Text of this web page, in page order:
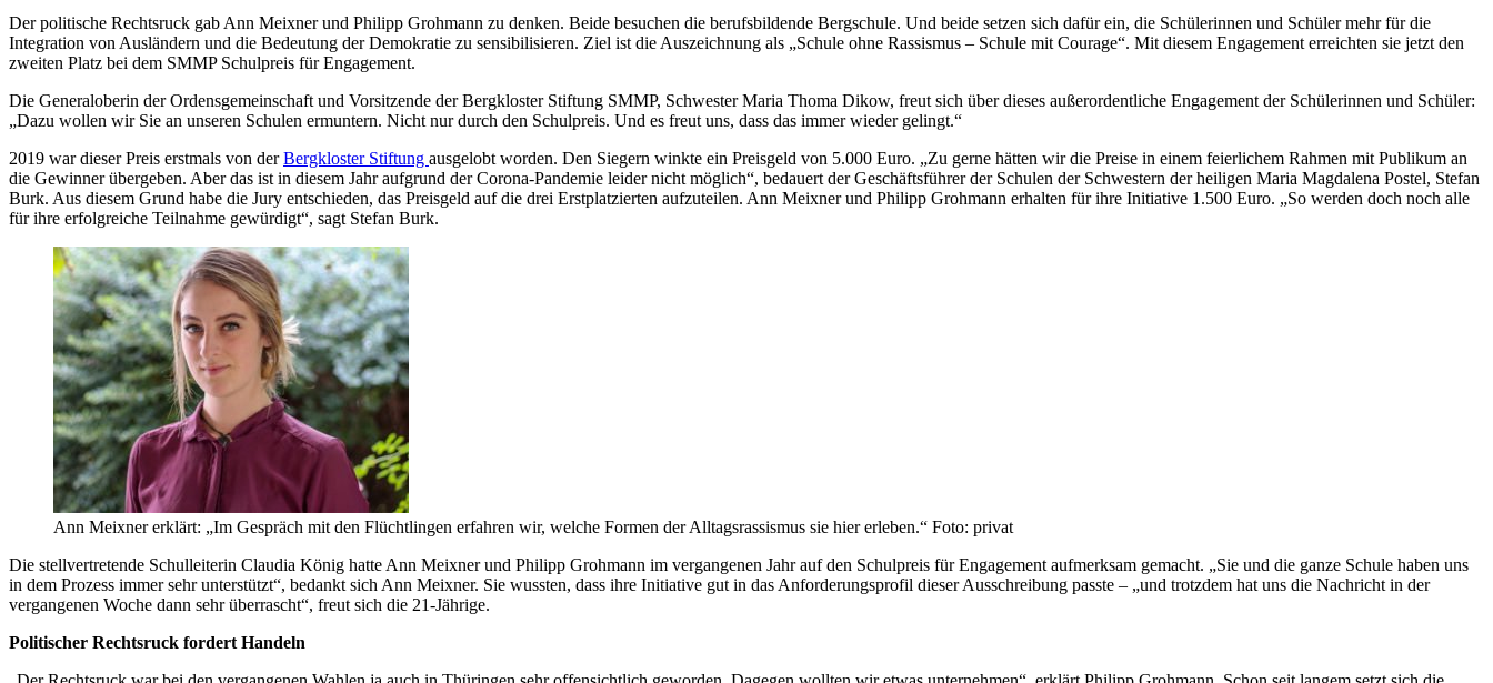
Der politische Rechtsruck gab Ann Meixner und Philipp Grohmann zu denken. Beide besuchen die berufsbildende Bergschule. Und beide setzen sich dafür ein, die Schülerinnen und Schüler mehr für die
Integration von Ausländern und die Bedeutung der Demokratie zu sensibilisieren. Ziel ist die Auszeichnung als „Schule ohne Rassismus – Schule mit Courage“. Mit diesem Engagement erreichten sie jetzt den
zweiten Platz bei dem SMMP Schulpreis für Engagement.
Die Generaloberin der Ordensgemeinschaft und Vorsitzende der Bergkloster Stiftung SMMP, Schwester Maria Thoma Dikow, freut sich über dieses außerordentliche Engagement der Schülerinnen und Schüler:
„Dazu wollen wir Sie an unseren Schulen ermuntern. Nicht nur durch den Schulpreis. Und es freut uns, dass das immer wieder gelingt.“
2019 war dieser Preis erstmals von derBergkloster Stiftung ausgelobt worden. Den Siegern winkte ein Preisgeld von 5.000 Euro. „Zu gerne hätten wir die Preise in einem feierlichem Rahmen mit Publikum an
die Gewinner übergeben. Aber das ist in diesem Jahr aufgrund der Corona-Pandemie leider nicht möglich“, bedauert der Geschäftsführer der Schulen der Schwestern der heiligen Maria Magdalena Postel, Stefan
Burk. Aus diesem Grund habe die Jury entschieden, das Preisgeld auf die drei Erstplatzierten aufzuteilen. Ann Meixner und Philipp Grohmann erhalten für ihre Initiative 1.500 Euro. „So werden doch noch alle
für ihre erfolgreiche Teilnahme gewürdigt“, sagt Stefan Burk.
Ann Meixner erklärt: „Im Gespräch mit den Flüchtlingen erfahren wir, welche Formen der Alltagsrassismus sie hier erleben.“ Foto: privat
Die stellvertretende Schulleiterin Claudia König hatte Ann Meixner und Philipp Grohmann im vergangenen Jahr auf den Schulpreis für Engagement aufmerksam gemacht. „Sie und die ganze Schule haben uns
in dem Prozess immer sehr unterstützt“, bedankt sich Ann Meixner. Sie wussten, dass ihre Initiative gut in das Anforderungsprofil dieser Ausschreibung passte – „und trotzdem hat uns die Nachricht in der
vergangenen Woche dann sehr überrascht“, freut sich die 21-Jährige.
Politischer Rechtsruck fordert Handeln